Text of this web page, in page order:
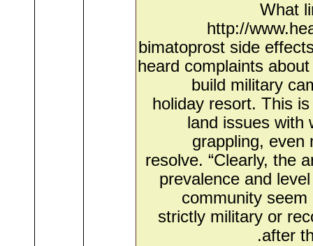
What
http://
bimatoprost side
heard complaints
build military
holiday resort. This
land issues with
grappling, even
resolve. “Clearly, the
prevalence and
community
strictly military or
after